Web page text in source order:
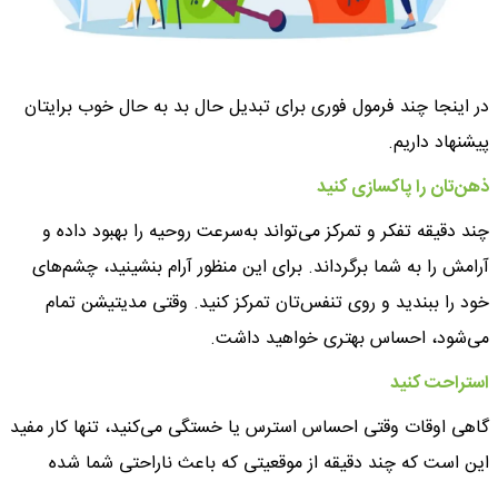
در اینجا چند فرمول فوری برای تبدیل حال بد به حال خوب برایتان
پیشنهاد داریم.
‌ذهن‌تان را پاکسازی کنید
چند دقیقه تفکر و تمرکز می‌تواند به‌سرعت روحیه‌ را بهبود داده و
آرامش را به شما برگرداند. برای این منظور آرام بنشینید، چشم‌های
خود را ببندید و روی تنفس‌تان تمرکز کنید. وقتی مدیتیشن تمام
می‌شود، احساس بهتری خواهید داشت.
استراحت کنید
گاهی اوقات وقتی احساس استرس یا خستگی می‌کنید، تنها کار مفید
این است که چند دقیقه از موقعیتی که باعث ناراحتی شما شده